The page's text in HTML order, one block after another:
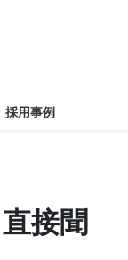
採用事例
接聞